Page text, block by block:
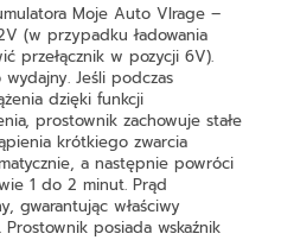
Moje Auto VIrage –
(w przypadku ładowania
przełącznik w pozycji 6V).
Jeśli podczas
dzięki funkcji
prostownik zachowuje stałe
krótkiego zwarcia
a następnie powróci
1 do 2 minut. Prąd
gwarantując właściwy
posiada wskaźnik